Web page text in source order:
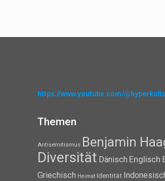
https://www.youtube.com/
Themen
Antisemitismus Benjamin
Diversität Dänisch Englisch
Griechisch Heimat Identität